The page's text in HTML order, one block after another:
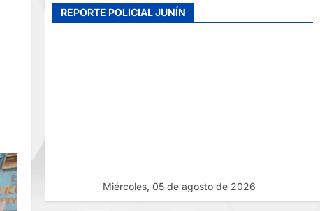
REPORTE POLICIAL JUNÍN
Miércoles, 05 de agosto de 2026